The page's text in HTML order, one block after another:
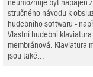
neumožňuje být napájen
stručného návodu k
hudebního softwaru -
Vlastní hudební
membránová. Klaviatura
jsou také...